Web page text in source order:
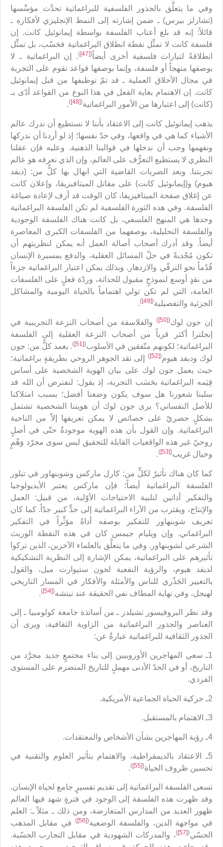
وفي ما يتعلَّق بالجذور الفلسفية للبراغماتية تحدَّث مؤسِّسها
(تشارلز بيرس) ـ ضمن إشارته إلى النمط الإنجليزي لأفكاره ـ
قائلاً: إنه قد بلغ أعتاب الفلسفة بواسطة إيمانوئيل كانت. إن
فلسفة كانت لا تمثِّل نقطة انطلاق البراغماتية فحَسْب، بل تمثِّل
انطلاقةً لتيارات فلسفية أخرى أيضاً(
[47]
). إن البراغماتية ـ لا
بوصفها منهجاً أو فلسفة، وإنما بوصفها قواعد تقوم على التجربة
في مجال الأخلاق العملية ـ قد تمّ توظيفها من قبل إيمانوئيل
كانت. إن الاهتمام بغاية الفعل في هذا النوع من القواعد أدّى بـ
(كانت) إلى اعتبارها من الأمور البراغماتية(
[48]
)
.
يذهب إيمانوئيل كانت إلى الاعتقاد بأننا لا نستطيع أن ندرك عالم
الأشياء كما هي في واقعها، وفي حدّ نفسها؛ إذ لو أردنا أن ندركها
ونفهمها وجب أن ندخلها في قوالبنا الذهنية. وعليه فإن عقلنا
النظري لا يستطيع التعرُّف على العالم، وإن الذي نعرفه هو عالم
تجربتنا. وبعد الضربات القاضية التي انهال بها كلٌّ من: (ديفد
هيوم) و(إيمانوئيل كانت) على مقاتل الميتافيزيقا، وإعلان كانت
عن إغلاق صفحة الميتافيزيقا، كان الوقت قد أزف لإعادة صياغة
الفلسفة. وفي هذه الثورة الفلسفية لم تكن الفلسفة البراغماتية
وحدها هي المنهج الفلسفي، بل كانت هناك الفلسفة الوجودية
والفلسفة التحليلية، بوصفهما من الفلسفات الكبرى المعاصرة
أيضاً. وقد أدرك أصحاب أصالة العمل أنه يمكن لنظريتهم أن
تكون مُجْديةً في حلّ المسائل العقلية، والدفع بمسيرة الإنسان
قُدُماً نحو الترقّي والازدهار. وبذلك يمكن اعتبار البراغماتية جزءاً
من نقدٍ أوسع لنموذجٍ مقبول للحداثة، وردّة فعلٍ على الفلسفات
العامة، التي لم تكن تولي اهتماماً بالحياة اليومية والمشاكل
الجزئية والتفصيلية(
[49]
)
.
إن جون لوك(
[50]
) والفلاسفة من أصحاب النزعة التجريبية في
إنجلترا أكثر قرباً من أصحاب النزعة العقلية إلى الفلسفة
البراغماتية؛ لكونهم متّفقين في الأسلوب(
[51]
). يعمد كلٌّ من: جون
لوك وديفد هيوم(
[52]
)
إلى نقد الجوهر الروحي بطريقةٍ براغماتية؛
حيث يعمل جون لوك على بيان الهوية الشخصية على أساس
قِيَمه البراغماتية بحَسَب التجربة، إذ يقول: لنفترض أن الله قد
سلبنا شعورنا هل سوف يكون وضعنا أفضل؛ بسبب امتلاكنا
للأصل النفساني؟ يرى جون لوك أن هويتنا الشخصية تشتمل
بشكلٍ حصريّ على خصائص لا يمكن تعريفها إلاّ من الناحية
البراغماتية. وإن القول بأن هذه الهوية موجودةٌ حتّى في أصلٍ
روحيّ غير هذه الواقعيات القابلة للتحقيق ليس سوى مجرّد وَهْمٍ
وخيال غريب(
[53]
)
.
كما كان هناك تأثيرٌ لكلٍّ من: كارل ماركس وشوبنهاور في تبلور
الفلسفة البراغماتية أيضاً؛ فإن ماركس يعتبر الأيديولوجيا
والتفكير أداتين لتلبية الاحتياجات الأوّلية، من قبيل: العمل
والإنتاج، ويقترب من الآراء البراغماتية إلى حدٍّ كبير جدّاً. كما كان
تعريف شوبنهاور للتفكير بوصفه أداةً مؤثِّراً في التفكير
البراغماتي. وإن ويليام جيمس كان في هذه النقطة الوريث
الشرعي لشوبنهاور. وفي ما يتعلَّق بالعلماء الآخرين، الذين تركوا
تأثيرهم على البراغماتية، يمكن الإشارة إلى النظرية التشكيكية
لديفد هيوم، والرؤية النفعية لجون ستيوارت ميل، والقول
بالتغيير الجَذْري للناس والأمثلة والأفكار في المسار التاريخي
لهيجل، وفي نهاية المطاف نفي الحقيقة عند نيتشه(
[54]
)
.
وقد نظر البروفيسور تشيلدز ـ من أساتذة جامعة كولومبيا ـ إلى
العناصر والجذور البراغماتية من الزاوية الثقافية، ويرى أن
الجذور الثقافية للبراغماتية عبارةٌ عن:
1ـ سعي المهاجرين الأوروبيين إلى بناء مجتمعٍ جديد مجرَّد من
التاريخ، أو في الحدّ الأدنى مهملٍ للتاريخ المنصرم على المستوى
الفردي.
2ـ حركية الحياة الجماعية الأمريكية.
3ـ الاهتمام بالمستقبل.
4ـ رؤية المهاجرين بشأن الأشخاص والمعتقدات.
5ـ الاعتقاد بالديمقراطية، والاهتمام بتأثير العلوم والتقنية في
تحسين ظروف الحياة(
[55]
)
.
تسعى الفلسفة البراغماتية إلى تقديم تفسيرٍ جامع لحياة الإنسان.
وقد ظهرت هذه الفلسفة إلى الوجود في فترةٍ شهد فيها العالم
ظهور العديد من المدارس المتعارضة، ومن ذلك ـ مثلاً ـ: العلم
في مواجهة الدين، والفلسفة الوضعية(
[56]
) في مقابل المذهب
الحسّي(
[57]
)، والمدركات الشهودية في مقابل التجارب الحسّية.